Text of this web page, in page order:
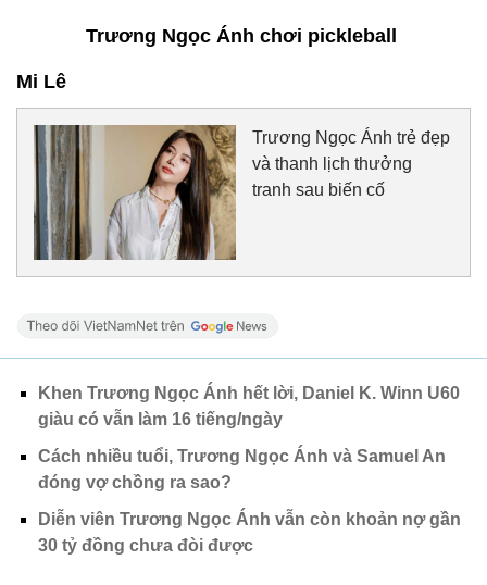
Trương Ngọc Ánh chơi pickleball
Mi Lê
Trương Ngọc Ánh trẻ đẹp
và thanh lịch thưởng
tranh sau biến cố
Khen Trương Ngọc Ánh hết lời, Daniel K. Winn U60
giàu có vẫn làm 16 tiếng/ngày
Cách nhiều tuổi, Trương Ngọc Ánh và Samuel An
đóng vợ chồng ra sao?
Diễn viên Trương Ngọc Ánh vẫn còn khoản nợ gần
30 tỷ đồng chưa đòi được